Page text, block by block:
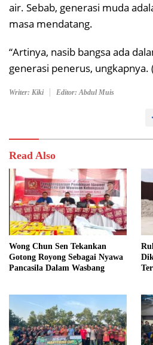
air. Sebab, generasi muda
masa mendatang.
“Artinya, nasib bangsa ada
generasi penerus, ungkapnya.
Writer: Kiki Editor: Abdul Muis
Read Also
Wong Chun Sen Tekankan
Gotong Royong Sebagai Nyawa
Pancasila Dalam Wasbang